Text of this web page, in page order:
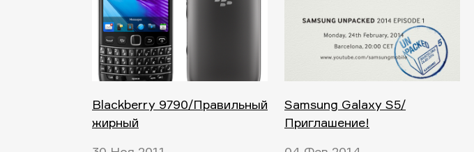
Blackberry 9790/Правильный
жирный
Samsung Galaxy S5/
Приглашение!